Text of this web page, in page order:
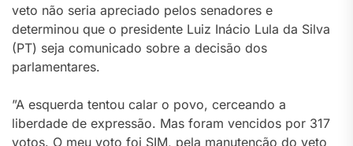
veto não seria apreciado pelos senadores e
determinou que o presidente Luiz Inácio Lula da Silva
(PT) seja comunicado sobre a decisão dos
parlamentares.
”A esquerda tentou calar o povo, cerceando a
liberdade de expressão. Mas foram vencidos por 317
votos. O meu voto foi SIM, pela manutenção do veto